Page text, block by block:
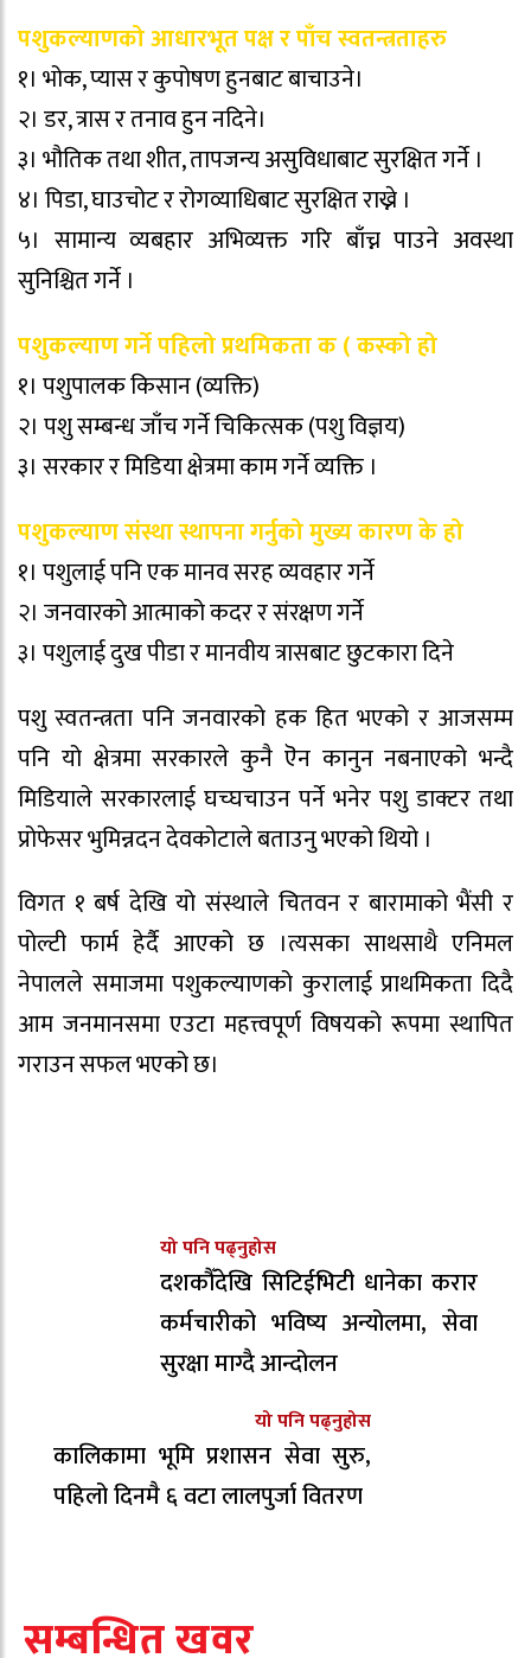
पशुकल्याणको आधारभूत पक्ष र पाँच स्वतन्त्रताहरु
१। भोक, प्यास र कुपोषण हुनबाट बाचाउने।
२। डर, त्रास र तनाव हुन नदिने।
३। भौतिक तथा शीत, तापजन्य असुविधाबाट सुरक्षित गर्ने ।
४। पिडा, घाउचोट र रोगव्याधिबाट सुरक्षित राख्ने ।
५। सामान्य व्यबहार अभिव्यक्त गरि बाँच्न पाउने अवस्था
सुनिश्चित गर्ने ।
पशुकल्याण गर्ने पहिलो प्रथमिकता क ( कस्को हो
१। पशुपालक किसान (व्यक्ति)
२। पशु सम्बन्ध जाँच गर्ने चिकित्सक (पशु विज्ञय)
३। सरकार र मिडिया क्षेत्रमा काम गर्ने व्यक्ति ।
पशुकल्याण संस्था स्थापना गर्नुको मुख्य कारण के हो
१। पशुलाई पनि एक मानव सरह व्यवहार गर्ने
२। जनवारको आत्माको कदर र संरक्षण गर्ने
३। पशुलाई दुख पीडा र मानवीय त्रासबाट छुटकारा दिने
पशु स्वतन्त्रता पनि जनवारको हक हित भएको र आजसम्म
पनि यो क्षेत्रमा सरकारले कुनै ऎन कानुन नबनाएको भन्दै
मिडियाले सरकारलाई घच्घचाउन पर्ने भनेर पशु डाक्टर तथा
प्रोफेसर भुमिन्नदन देवकोटाले बताउनु भएको थियो ।
विगत १ बर्ष देखि यो संस्थाले चितवन र बारामाको भैंसी र
पोल्टी फार्म हेर्दै आएको छ ।त्यसका साथसाथै एनिमल
नेपालले समाजमा पशुकल्याणको कुरालाई प्राथमिकता दिदै
आम जनमानसमा एउटा महत्त्वपूर्ण विषयको रूपमा स्थापित
गराउन सफल भएको छ।
यो पनि पढ्नुहोस
दशकौँदेखि सिटिईभिटी धानेका करार
कर्मचारीको भविष्य अन्योलमा, सेवा
सुरक्षा माग्दै आन्दोलन
यो पनि पढ्नुहोस
कालिकामा भूमि प्रशासन सेवा सुरु,
पहिलो दिनमै ६ वटा लालपुर्जा वितरण
सम्बन्धित खवर